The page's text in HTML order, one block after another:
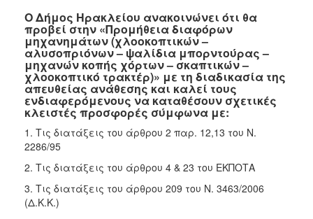
2018
2017
2016
2015
2013
ΔΗΜΟΤΗΣ
ΕΠΙΣΚΕΠΤΗΣ
Ο Δήμος Ηρακλείου ανακοινώνει ότι θα
προβεί στην «Προμήθεια διαφόρων
μηχανημάτων (χλοοκοπτικών –
αλυσοπριόνων – ψαλίδια μπορντούρας –
μηχανών κοπής χόρτων – σκαπτικών –
χλοοκοπτικό τρακτέρ)» με τη διαδικασία της
απευθείας ανάθεσης και καλεί τους
ενδιαφερόμενους να καταθέσουν σχετικές
κλειστές προσφορές σύμφωνα με:
1. Τις διατάξεις του άρθρου 2 παρ. 12,13 του Ν.
2286/95
2. Τις διατάξεις του άρθρου 4 & 23 του ΕΚΠΟΤΑ
3. Τις διατάξεις του άρθρου 209 του Ν. 3463/2006
(Δ.Κ.Κ.)